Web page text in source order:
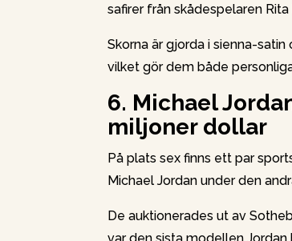
safirer från skådespelaren
Skorna är gjorda i sienna-satin
vilket gör dem både
6. Michael
miljoner dollar
På plats sex finns ett par
Michael Jordan under den
De auktionerades ut av
var den sista modellen Jordan